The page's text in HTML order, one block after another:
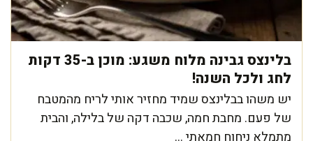
בלינצס גבינה מלוח משגע: מוכן ב-35 דקות
לחג ולכל השנה!
יש משהו בבלינצס שמיד מחזיר אותי לריח מהמטבח
של פעם. מחבת חמה, שכבה דקה של בלילה, והבית
מתמלא ניחוח חמאתי ...